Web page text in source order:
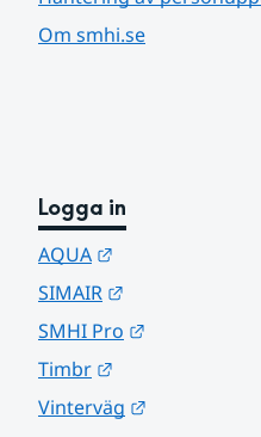
Om smhi.se
Logga in
AQUA
SIMAIR
SMHI Pro
Timbr
Vinterväg